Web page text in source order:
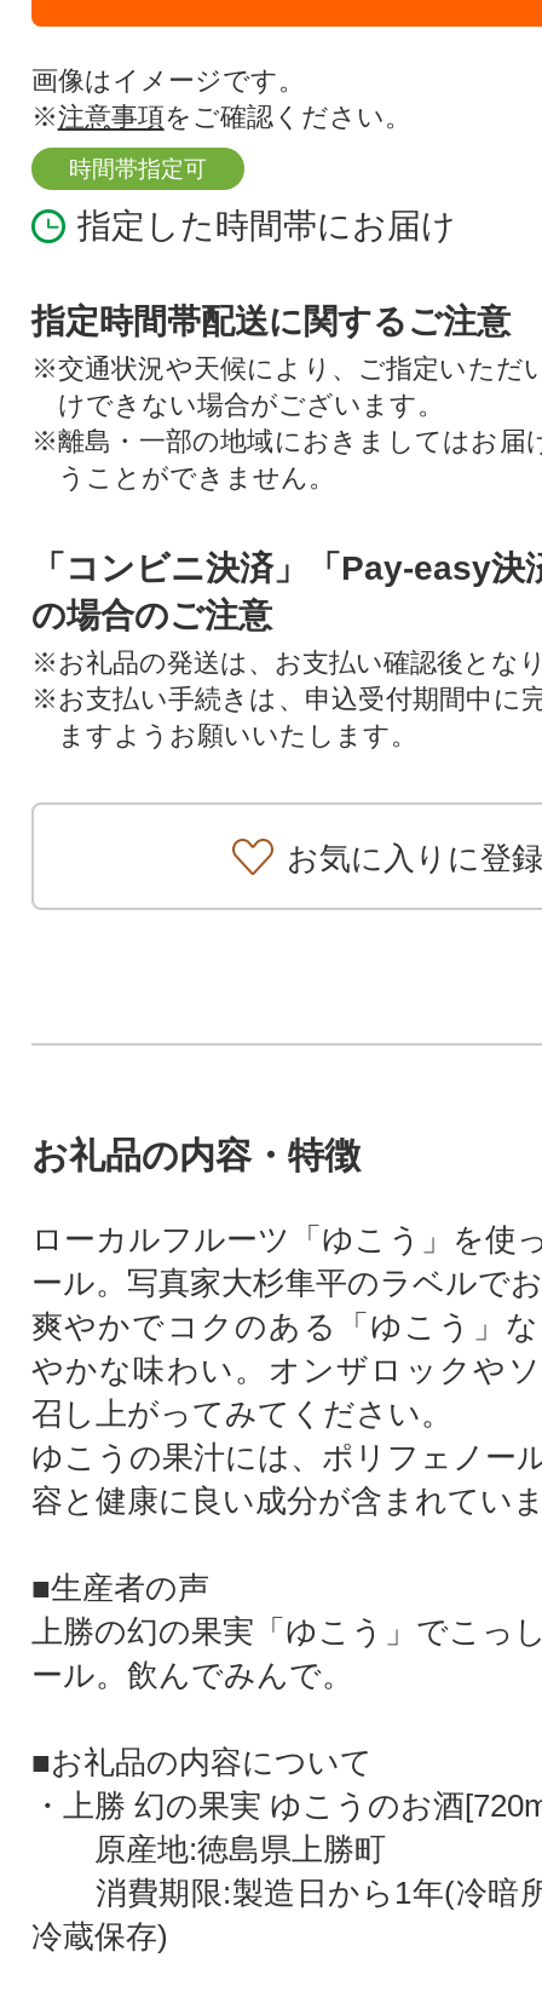
画像はイメージです。
※注意事項をご確認ください。
時間帯指定可
指定した時間帯にお届け
指定時間帯配送に関するご注意
※交通状況や天候により、ご指定いただ
けできない場合がございます。
※離島・一部の地域におきましてはお届
うことができません。
「コンビニ決済」「Pay-easy決
の場合のご注意
※お礼品の発送は、お支払い確認後とな
※お支払い手続きは、申込受付期間中に
ますようお願いいたします。
お気に入りに登録
お礼品の内容・特徴
ローカルフルーツ「ゆこう」を使
ール。写真家大杉隼平のラベルで
爽やかでコクのある「ゆこう」
やかな味わい。オンザロックや
召し上がってみてください。
ゆこうの果汁には、ポリフェノー
容と健康に良い成分が含まれてい
■生産者の声
上勝の幻の果実「ゆこう」でこっ
ール。飲んでみんで。
■お礼品の内容について
・上勝 幻の果実 ゆこうのお酒
原産地:徳島県上勝町
消費期限:製造日から1年(冷暗
冷蔵保存)